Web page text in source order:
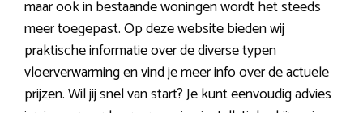
maar ook in bestaande woningen wordt het steeds
meer toegepast. Op deze website bieden wij
praktische informatie over de diverse typen
vloerverwarming en vind je meer info over de actuele
prijzen. Wil jij snel van start? Je kunt eenvoudig advies